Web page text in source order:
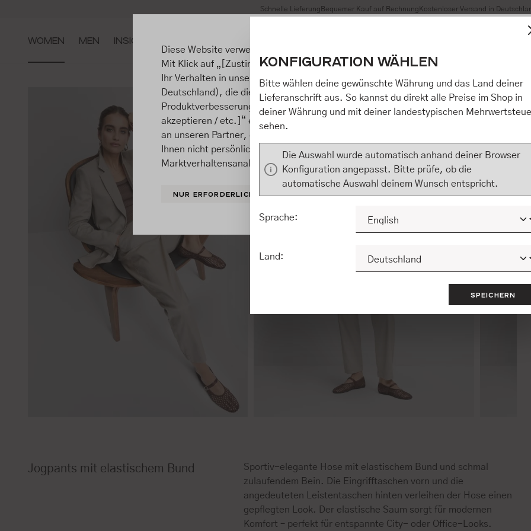
Zur Hauptnavigation springen Schnelle Lieferung Bequemer Kauf auf Rechnung Kostenloser Versand in
WOMEN MEN INSIGHTS
Jogpants mit elastischem Bund
Sportiv-elegante Hose mit elastischem Bund und schmal
zulaufendem Bein. Die Eingrifftaschen vorn und die
angedeuteten Leistentaschen hinten verleihen der Hose einen
gepflegten Look. Der elastische Saum sorgt für modernen
Komfort – perfekt für entspannte City- oder Office-Looks.
Diese Website verwendet Cookies, um eine bestmögliche Erfahrung bieten zu können.
Mit Klick auf „[Zustimmen / Alles akzeptieren / etc.]“ erteilen Sie Ihre Einwilligung
Ihr Verhalten in unserem Shop an unseren Partner, die shopware AG (Ebbinghoff 10,
Deutschland), die diese Daten Ihnen nicht persönlich zuordnen kann, sie aber zu
Produktverbesserungen, Marktverhaltensanalysen) verarbeiten darf. Mit Klick auf
akzeptieren / etc.]“ erteilen Sie Ihre Einwilligung auch in die Weitergabe über Ihr
an unseren Partner, die shopware AG (Ebbinghoff 10, 48624 Schöppingen,
Ihnen nicht persönlich zuordnen kann, sie aber zu eigenen Zwecken (z.B.
Marktverhaltensanalysen) verarbeiten darf.
NUR ERFORDERLICHE KONFIGURIEREN ALLE COOKIES
KONFIGURATION WÄHLEN
Bitte wählen deine gewünschte Währung und das Land deiner
Lieferanschrift aus. So kannst du direkt alle Preise im Shop in
deiner Währung und mit deiner landestypischen
sehen.
Die Auswahl wurde automatisch anhand deiner Browser
Konfiguration angepasst. Bitte prüfe, ob die
automatische Auswahl deinem Wunsch entspricht.
Sprache:
Land:
SPEICHERN